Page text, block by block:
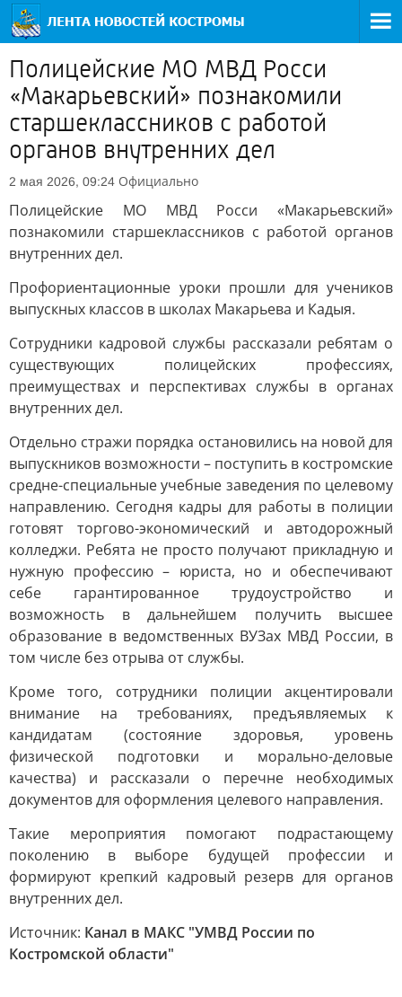
Полицейские МО МВД Росси
«Макарьевский» познакомили
старшеклассников с работой
органов внутренних дел
2 мая 2026, 09:24 Официально
Полицейские МО МВД Росси «Макарьевский»
познакомили старшеклассников с работой органов
внутренних дел.
Профориентационные уроки прошли для учеников
выпускных классов в школах Макарьева и Кадыя.
Сотрудники кадровой службы рассказали ребятам о
существующих полицейских профессиях,
преимуществах и перспективах службы в органах
внутренних дел.
Отдельно стражи порядка остановились на новой для
выпускников возможности – поступить в костромские
средне-специальные учебные заведения по целевому
направлению. Сегодня кадры для работы в полиции
готовят торгово-экономический и автодорожный
колледжи. Ребята не просто получают прикладную и
нужную профессию – юриста, но и обеспечивают
себе гарантированное трудоустройство и
возможность в дальнейшем получить высшее
образование в ведомственных ВУЗах МВД России, в
том числе без отрыва от службы.
Кроме того, сотрудники полиции акцентировали
внимание на требованиях, предъявляемых к
кандидатам (состояние здоровья, уровень
физической подготовки и морально-деловые
качества) и рассказали о перечне необходимых
документов для оформления целевого направления.
Такие мероприятия помогают подрастающему
поколению в выборе будущей профессии и
формируют крепкий кадровый резерв для органов
внутренних дел.
Источник: Канал в МАКС "УМВД России по
Костромской области"